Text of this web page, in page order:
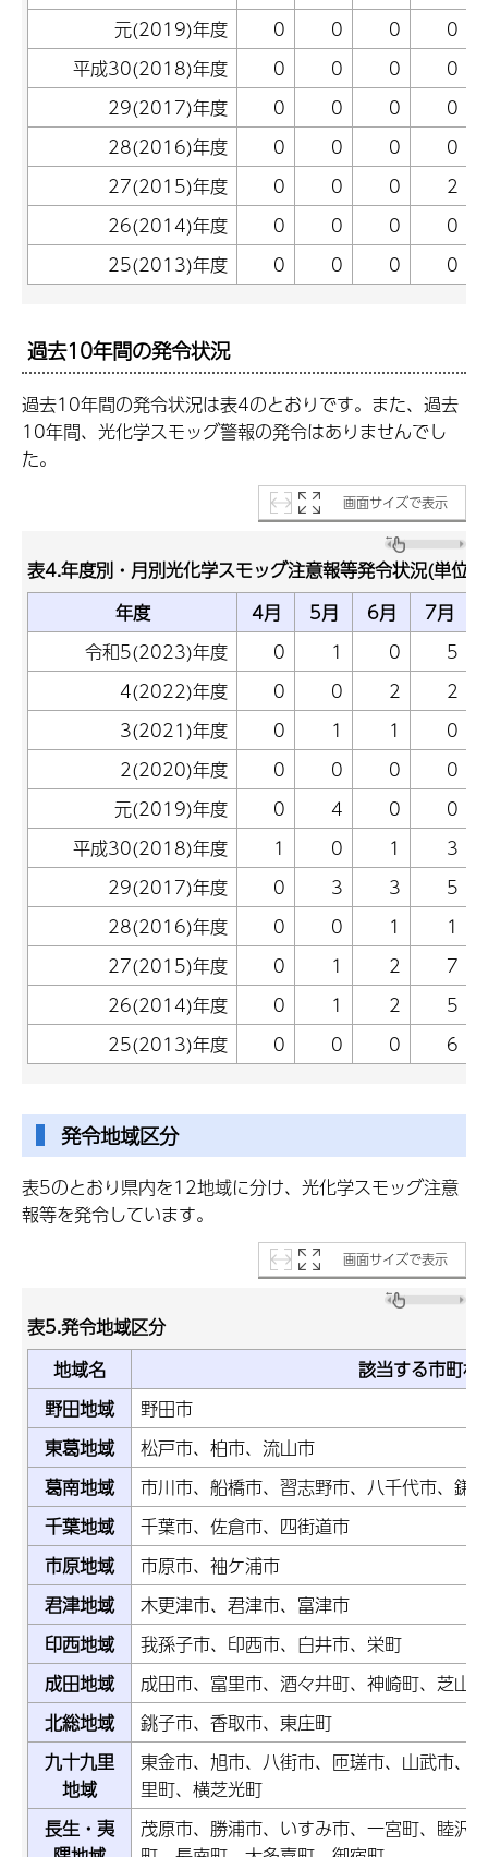
元(2019)年度
0 0 0
0
平成30(2018)年度
0 0 0
0
29(2017)年度
0 0 0
0
28(2016)年度
0 0 0
0
27(2015)年度
0 0 0
2
26(2014)年度
0 0 0
0
25(2013)年度
0 0 0 0
過去10年間の発令状況
過去10年間の発令状況は表4のとおりです。また、過去
10年間、光化学スモッグ警報の発令はありませんでし
た。
画面サイズで表示
年度 4月 5月 6月 7月
表4.年度別・月別光化学スモッグ注意報等発令状況(単位:
令和5(2023)年度 0 1 0
5
4(2022)年度
0 0 2
2
3(2021)年度
0 1 1
0
2(2020)年度
0 0 0
0
元(2019)年度
0 4 0
0
平成30(2018)年度
1 0 1
3
29(2017)年度
0 3 3
5
28(2016)年度
0 0 1
1
27(2015)年度
0 1 2
7
26(2014)年度
0 1 2
5
25(2013)年度
0 0 0 6
発令地域区分
表5のとおり県内を12地域に分け、光化学スモッグ注意
報等を発令しています。
画面サイズで表示
地域名 該当する市町村
表5.発令地域区分
野田地域
野田市
東葛地域
松戸市、柏市、流山市
葛南地域
市川市、船橋市、習志野市、八千代市、鎌
千葉地域
千葉市、佐倉市、四街道市
市原地域
市原市、袖ケ浦市
君津地域
木更津市、君津市、富津市
印西地域
我孫子市、印西市、白井市、栄町
成田地域
成田市、富里市、酒々井町、神崎町、芝山町
北総地域
銚子市、香取市、東庄町
九十九里
地域
東金市、旭市、八街市、匝瑳市、山武市、
里町、横芝光町
長生・夷
茂原市、勝浦市、いすみ市、一宮町、睦沢